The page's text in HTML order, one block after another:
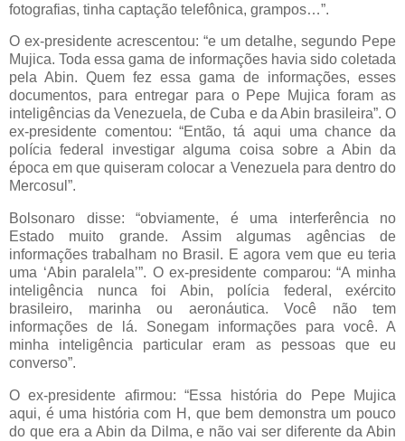
fotografias, tinha captação telefônica, grampos…”.
O ex-presidente acrescentou: “e um detalhe, segundo Pepe
Mujica. Toda essa gama de informações havia sido coletada
pela Abin. Quem fez essa gama de informações, esses
documentos, para entregar para o Pepe Mujica foram as
inteligências da Venezuela, de Cuba e da Abin brasileira”. O
ex-presidente comentou: “Então, tá aqui uma chance da
polícia federal investigar alguma coisa sobre a Abin da
época em que quiseram colocar a Venezuela para dentro do
Mercosul”.
Bolsonaro disse: “obviamente, é uma interferência no
Estado muito grande. Assim algumas agências de
informações trabalham no Brasil. E agora vem que eu teria
uma ‘Abin paralela’”. O ex-presidente comparou: “A minha
inteligência nunca foi Abin, polícia federal, exército
brasileiro, marinha ou aeronáutica. Você não tem
informações de lá. Sonegam informações para você. A
minha inteligência particular eram as pessoas que eu
converso”.
O ex-presidente afirmou: “Essa história do Pepe Mujica
aqui, é uma história com H, que bem demonstra um pouco
do que era a Abin da Dilma, e não vai ser diferente da Abin